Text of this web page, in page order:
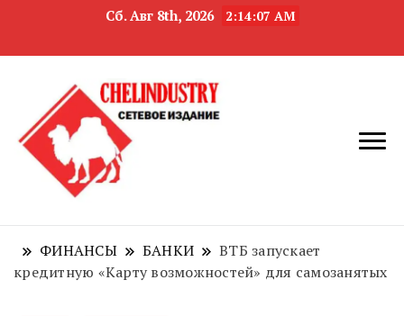
Сб. Авг 8th, 2026 2:14:08 AM
область
недвижимости
ФИНАНСЫ БАНКИ
ВТБ запускает
кредитную «Карту возможностей» для самозанятых